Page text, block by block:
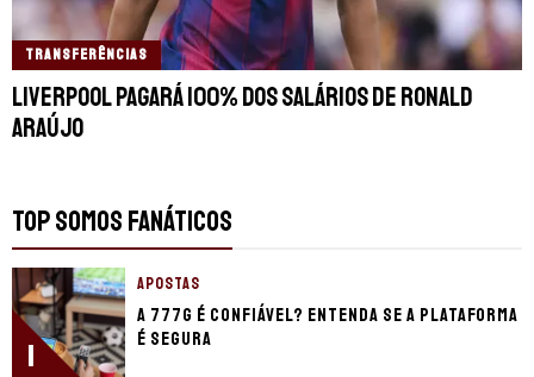
TRANSFERÊNCIAS
Liverpool pagará 100% dos salários de Ronald
Araújo
TOP SOMOS FANÁTICOS
1
APOSTAS
A 777g é confiável? Entenda se a plataforma
é segura